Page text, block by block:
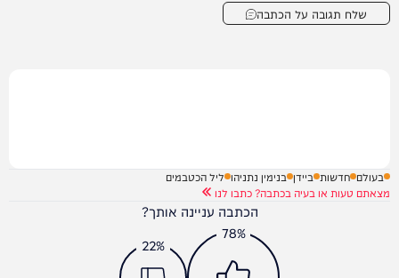
שלח תגובה על הכתבה
בעולם חדשות ביידן בנימין נתניהו ליל הכטבמים
מצאתם טעות או בעיה בכתבה? כתבו לנו
הכתבה עניינה אותך?
78%
22%